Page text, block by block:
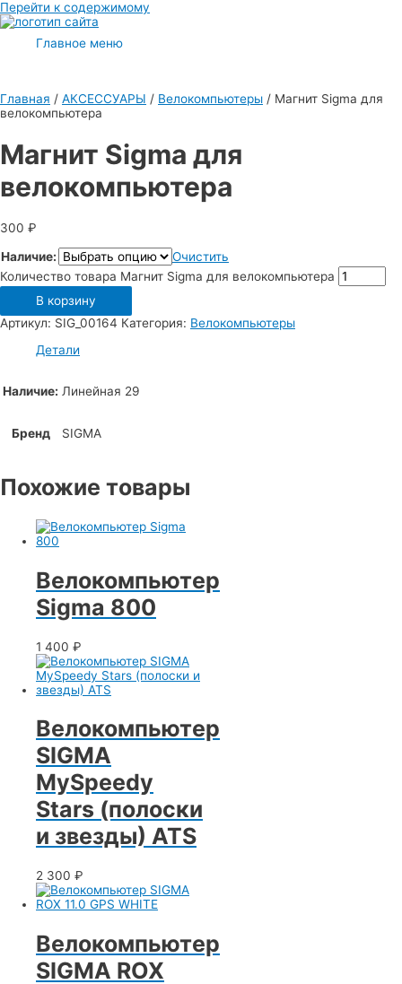
Перейти к содержимому
Главное меню
Главная / АКСЕССУАРЫ / Велокомпьютеры / Магнит Sigma для
велокомпьютера
Магнит Sigma для
велокомпьютера
300 ₽
Наличие:
Очистить
Количество товара Магнит Sigma для велокомпьютера
В корзину
Артикул: SIG_00164 Категория: Велокомпьютеры
Детали
Наличие: Линейная 29
Бренд SIGMA
Похожие товары
Велокомпьютер
Sigma 800
1 400 ₽
Велокомпьютер
SIGMA
MySpeedy
Stars (полоски
и звезды) ATS
2 300 ₽
Велокомпьютер
SIGMA ROX